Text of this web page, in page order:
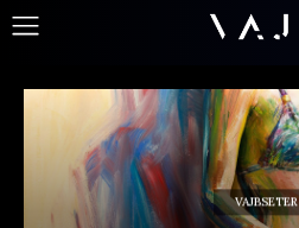
VAJBSETER